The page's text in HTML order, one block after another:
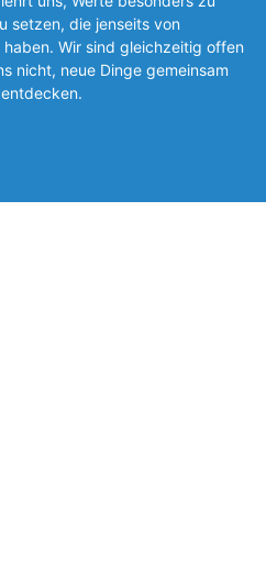
setzen, die jen­seits von
Wir sind gleichzeitig offen
nicht, neue Dinge gemeinsam